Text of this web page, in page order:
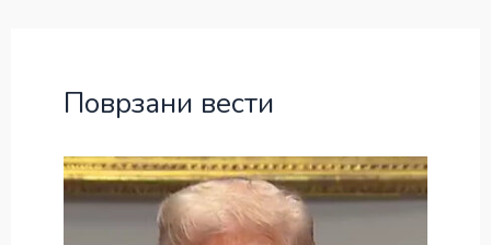
Поврзани вести